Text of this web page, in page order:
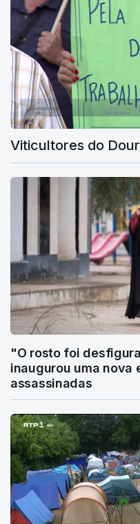
Viticultores do
"O rosto foi
inaugurou uma nova
assassinadas